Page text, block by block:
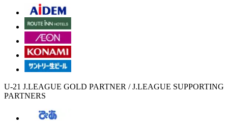
U-21 J.LEAGUE GOLD PARTNER / J.LEAGUE SUPPORTING
PARTNERS